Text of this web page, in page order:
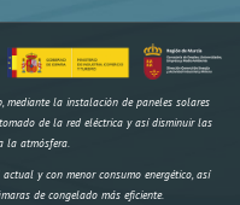
mediante la instalación de paneles solares
de la red eléctrica y así disminuir las
la atmósfera.
y con menor consumo energético, así
de congelado más eficiente.